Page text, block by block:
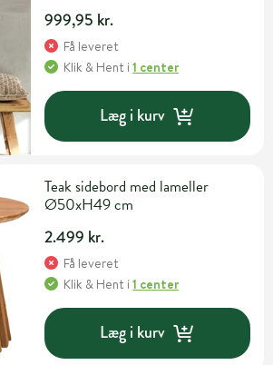
999,95 kr.
Få leveret
Klik & Hent i1 center
Læg i kurv
Teak sidebord med lameller
Ø50xH49 cm
2.499 kr.
Få leveret
Klik & Hent i1 center
Læg i kurv